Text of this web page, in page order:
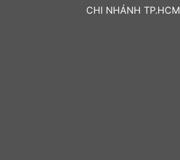
CHI NHÁNH TP.HCM